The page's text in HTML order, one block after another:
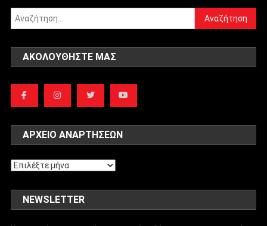
Αναζήτηση
για:
ΑΚΟΛΟΥΘΉΣΤΕ ΜΑΣ
ΑΡΧΕΊΟ ΑΝΑΡΤΉΣΕΩΝ
Αρχείο
NEWSLETTER